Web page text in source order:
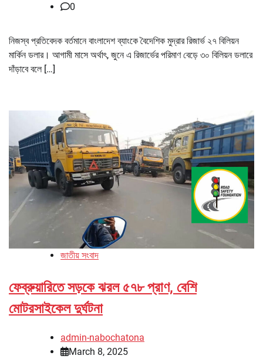
0
নিজস্ব প্রতিবেদক বর্তমানে বাংলাদেশ ব্যাংকে বৈদেশিক মুদ্রার রিজার্ভ ২৭ বিলিয়ন
মার্কিন ডলার। আগামী মাসে অর্থাৎ, জুনে এ রিজার্ভের পরিমাণ বেড়ে ৩০ বিলিয়ন ডলারে
দাঁড়াবে বলে […]
জাতীয় সংবাদ
ফেব্রুয়ারিতে সড়কে ঝরল ৫৭৮ প্রাণ, বেশি
মোটরসাইকেল দুর্ঘটনা
admin-nabochatona
March 8, 2025